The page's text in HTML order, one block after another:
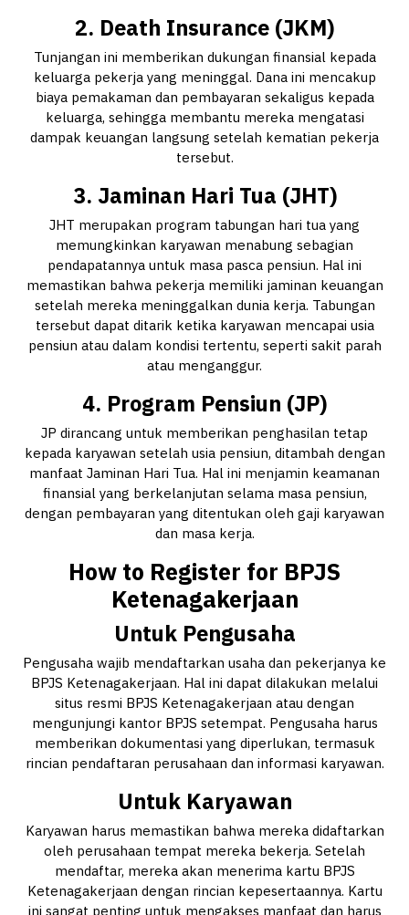
2. Death Insurance (JKM)
Tunjangan ini memberikan dukungan finansial kepada
keluarga pekerja yang meninggal. Dana ini mencakup
biaya pemakaman dan pembayaran sekaligus kepada
keluarga, sehingga membantu mereka mengatasi
dampak keuangan langsung setelah kematian pekerja
tersebut.
3. Jaminan Hari Tua (JHT)
JHT merupakan program tabungan hari tua yang
memungkinkan karyawan menabung sebagian
pendapatannya untuk masa pasca pensiun. Hal ini
memastikan bahwa pekerja memiliki jaminan keuangan
setelah mereka meninggalkan dunia kerja. Tabungan
tersebut dapat ditarik ketika karyawan mencapai usia
pensiun atau dalam kondisi tertentu, seperti sakit parah
atau menganggur.
4. Program Pensiun (JP)
JP dirancang untuk memberikan penghasilan tetap
kepada karyawan setelah usia pensiun, ditambah dengan
manfaat Jaminan Hari Tua. Hal ini menjamin keamanan
finansial yang berkelanjutan selama masa pensiun,
dengan pembayaran yang ditentukan oleh gaji karyawan
dan masa kerja.
How to Register for BPJS
Ketenagakerjaan
Untuk Pengusaha
Pengusaha wajib mendaftarkan usaha dan pekerjanya ke
BPJS Ketenagakerjaan. Hal ini dapat dilakukan melalui
situs resmi BPJS Ketenagakerjaan atau dengan
mengunjungi kantor BPJS setempat. Pengusaha harus
memberikan dokumentasi yang diperlukan, termasuk
rincian pendaftaran perusahaan dan informasi karyawan.
Untuk Karyawan
Karyawan harus memastikan bahwa mereka didaftarkan
oleh perusahaan tempat mereka bekerja. Setelah
mendaftar, mereka akan menerima kartu BPJS
Ketenagakerjaan dengan rincian kepesertaannya. Kartu
ini sangat penting untuk mengakses manfaat dan harus